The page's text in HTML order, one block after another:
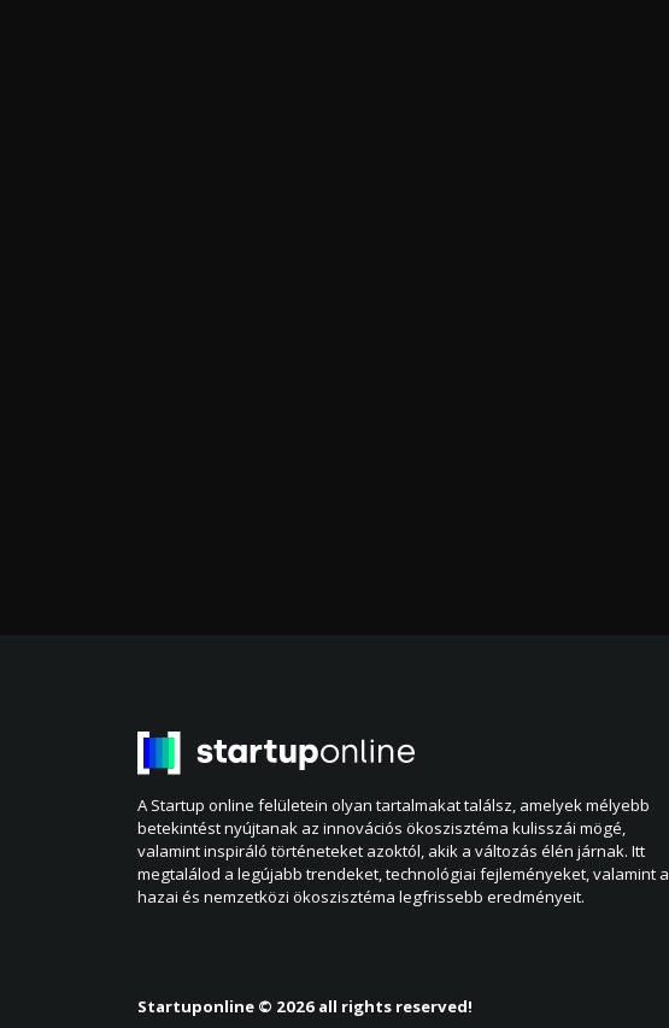
A Startup online felületein olyan tartalmakat találsz, amelyek mélyebb
betekintést nyújtanak az innovációs ökoszisztéma kulisszái mögé,
valamint inspiráló történeteket azoktól, akik a változás élén járnak. Itt
megtalálod a legújabb trendeket, technológiai fejleményeket, valamint a
hazai és nemzetközi ökoszisztéma legfrissebb eredményeit.
Startuponline © 2026 all rights reserved!